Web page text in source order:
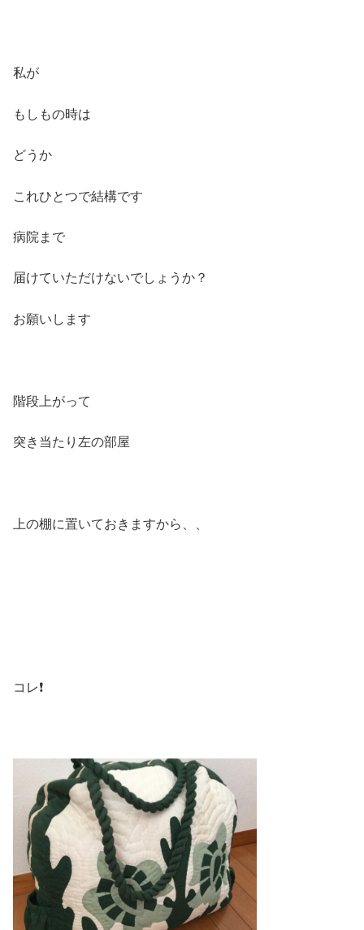
私が
もしもの時は
どうか
これひとつで結構です
病院まで
届けていただけないでしょうか？
お願いします
階段上がって
突き当たり左の部屋
上の棚に置いておきますから、、
コレ❗️